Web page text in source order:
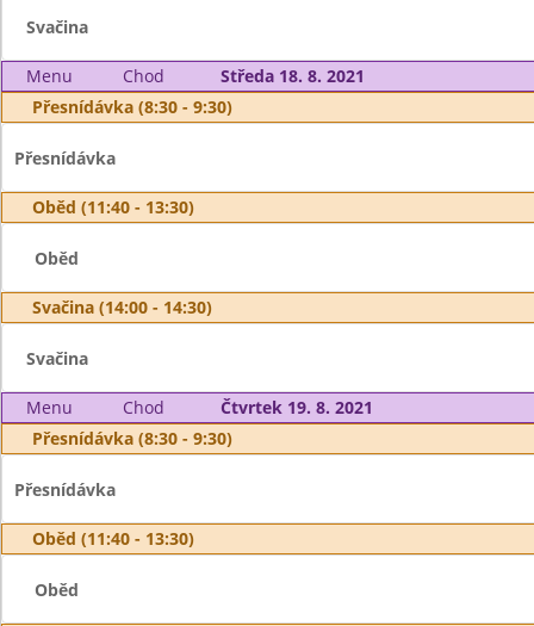
Svačina
Menu Chod
Středa 18. 8. 2021
Přesnídávka (8:30 - 9:30)
Přesnídávka
Oběd (11:40 - 13:30)
Oběd
Svačina (14:00 - 14:30)
Svačina
Menu Chod
Čtvrtek 19. 8. 2021
Přesnídávka (8:30 - 9:30)
Přesnídávka
Oběd (11:40 - 13:30)
Oběd